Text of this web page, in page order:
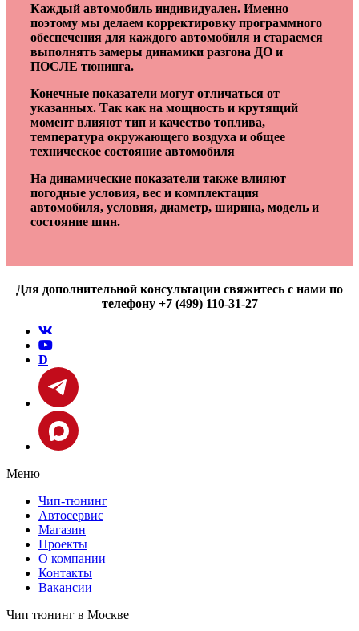
Каждый автомобиль индивидуален. Именно
поэтому мы делаем корректировку программного
обеспечения для каждого автомобиля и стараемся
выполнять замеры динамики разгона ДО и
ПОСЛЕ тюнинга.
Конечные показатели могут отличаться от
указанных. Так как на мощность и крутящий
момент влияют тип и качество топлива,
температура окружающего воздуха и общее
техническое состояние автомобиля
На динамические показатели также влияют
погодные условия, вес и комплектация
автомобиля, условия, диаметр, ширина, модель и
состояние шин.
Для дополнительной консультации свяжитесь с нами по
телефону +7 (499) 110-31-27
D
Меню
Чип-тюнинг
Автосервис
Магазин
Проекты
О компании
Контакты
Вакансии
Чип тюнинг в Москве